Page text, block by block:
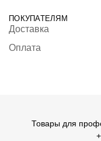
ПОКУПАТЕЛЯМ
Доставка
Оплата
Товары для